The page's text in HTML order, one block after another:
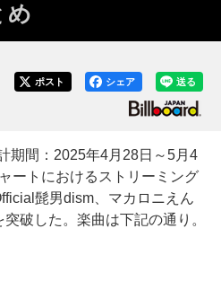
め
送る
シェア
ポスト
期間：2025年4月28日～5月4
ートにおけるストリーミング
髭男dism、マカロニえん
破した。楽曲は下記の通り。